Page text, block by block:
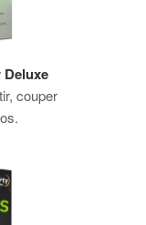
couper